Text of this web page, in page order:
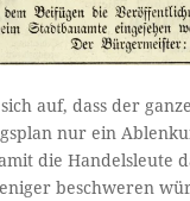
auf, dass der ganze
nur ein
die Handelsleute
beschweren